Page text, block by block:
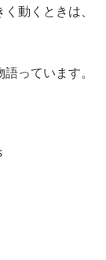
動くときは、
っています。